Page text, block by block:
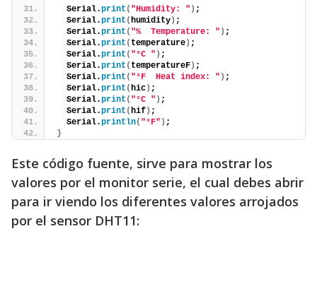
  Serial.
print ( "Humidity: " ) ;
  Serial.
print (humidity) ;
  Serial.
print ( "%  Temperature: " ) ;
  Serial.
print ( temperature) ;
  Serial.
print ( "°C " ) ;
  Serial.
print ( temperatureF) ;
  Serial.
print ( "°F  Heat index: " ) ;
  Serial.
print (hic) ;
  Serial.
print ( "°C " ) ;
  Serial.
print (hif) ;
  Serial.
println( "°F" ) ;
}
Este código fuente, sirve para mostrar los
valores por el monitor serie, el cual debes abrir
para ir viendo los diferentes valores arrojados
por el sensor DHT11: